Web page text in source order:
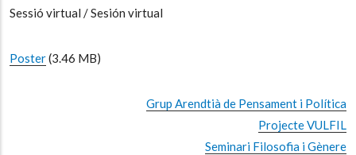
Sessió virtual / Sesión virtual
Poster(3.46 MB)
Grup Arendtià de Pensament i Política
Projecte VULFIL
Seminari Filosofia i Gènere